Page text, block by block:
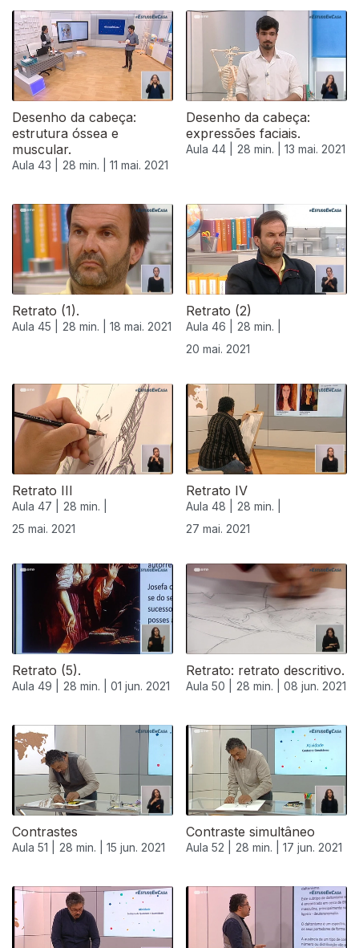
Desenho da cabeça:
estrutura óssea e
muscular.
Aula 43 | 28 min. | 11 mai. 2021
Desenho da cabeça:
expressões faciais.
Aula 44 | 28 min. | 13 mai. 2021
Retrato (1).
Aula 45 | 28 min. | 18 mai. 2021
Retrato (2)
Aula 46 |
28 min. |
20 mai. 2021
545241
Retrato III
Aula 47 |
28 min. |
25 mai. 2021
Retrato IV
Aula 48 |
28 min. |
27 mai. 2021
Retrato (5).
Aula 49 | 28 min. | 01 jun. 2021
Retrato: retrato descritivo.
Aula 50 | 28 min. | 08 jun. 2021
Contrastes
Aula 51 | 28 min. | 15 jun. 2021
Contraste simultâneo
Aula 52 | 28 min. | 17 jun. 2021